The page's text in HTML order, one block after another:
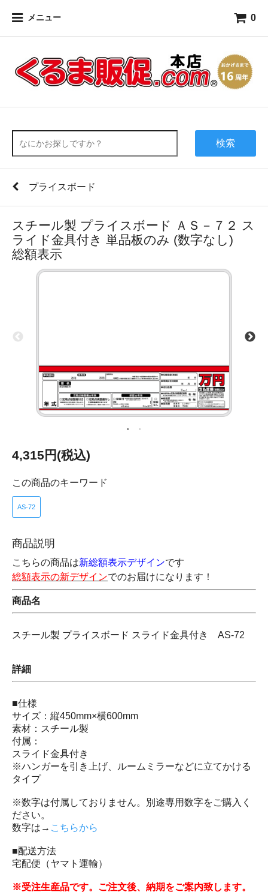
メニュー 0
検索
プライスボード
スチール製 プライスボード ＡＳ－７２ ス
ライド金具付き 単品板のみ (数字なし)
総額表示
4,315円(税込)
この商品のキーワード
AS-72
商品説明
こちらの商品は新総額表示デザインです
総額表示の新デザインでのお届けになります！
商品名
スチール製 プライスボード スライド金具付き AS-72
詳細
■仕様
サイズ：縦450mm×横600mm
素材：スチール製
付属：
スライド金具付き
※ハンガーを引き上げ、ルームミラーなどに立てかける
タイプ
※数字は付属しておりません。別途専用数字をご購入く
ださい。
数字は→ こちらから
■配送方法
宅配便（ヤマト運輸）
※受注生産品です。ご注文後、納期をご案内致します。